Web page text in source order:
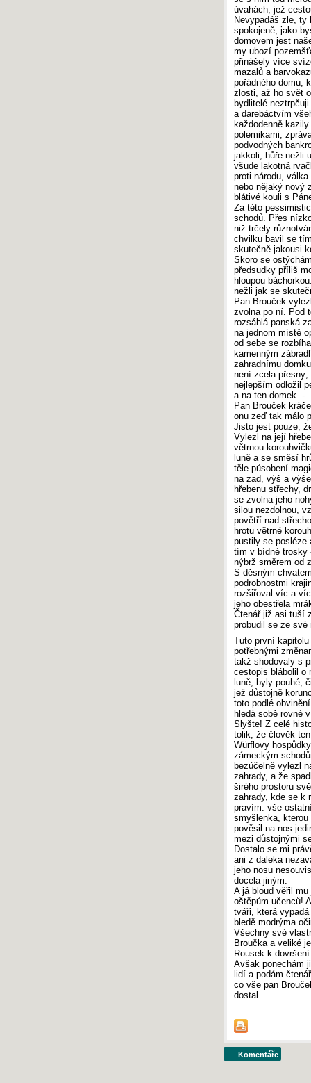
úvahách, jež
Nevypadáš zle, ty
spokojeně, jako
domovem jest
my ubozí
přinášely více
mazalů a
pořádného domu,
zlosti, až ho svět
bydlitelé
a darebáctvím
každodenně
polemikami,
podvodných
jakkoli, hůře nežli
všude lakotná
proti národu,
nebo nějaký nový
blátivé kouli s
Za této
schodů. Přes
niž trčely
chvilku bavil se
skutečně jakousi
Skoro se
předsudky příliš
hloupou
nežli jak se
Pan Brouček
zvolna po ní. Pod
rozsáhlá panská
na jednom místě
od sebe se
kamenným
zahradnímu
není zcela
nejlepším odložil
a na ten domek. -
Pan Brouček
onu zeď tak málo
Jisto jest pouze,
Vylezl na její
větrnou
luně a se směsí
těle působení
na zad, výš a
hřebenu střechy,
se zvolna jeho
silou nezdolnou,
povětří nad
hrotu větrné
pustily se posléze
tím v bídné trosky
nýbrž směrem od
S děsným
podrobnostmi
rozšiřoval víc a
jeho obestřela
Čtenář již asi tuší
probudil se ze
Tuto první
potřebnými
takž shodovaly s
cestopis blábolil o
luně, byly pouhé,
jež důstojně
toto podlé
hledá sobě rovné
Slyšte! Z celé
tolik, že člověk
Würflovy
zámeckým
bezúčelně vylezl
zahrady, a že
širého prostoru
zahrady, kde se k
pravím: vše
smyšlenka,
pověsil na nos
mezi důstojnými
Dostalo se mi
ani z daleka
jeho nosu
docela jiným.
A já bloud věřil
oštěpům učenců!
tváři, která
bledě modrýma
Všechny své
Broučka a veliké
Rousek k
Avšak ponechám
lidí a podám
co vše pan
dostal.